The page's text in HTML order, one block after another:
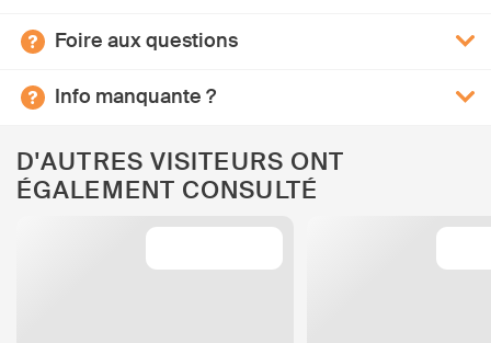
Foire aux questions
Info manquante ?
D'AUTRES VISITEURS ONT
ÉGALEMENT CONSULTÉ